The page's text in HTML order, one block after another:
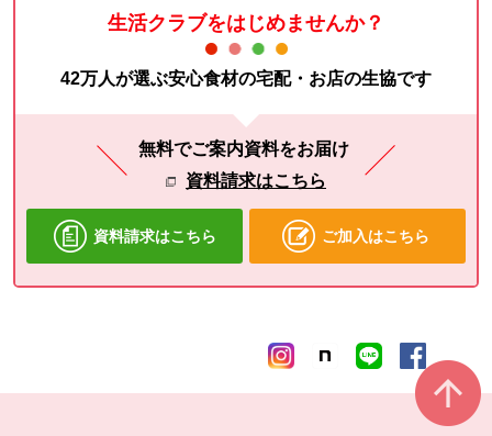
生活クラブをはじめませんか？
42万人が選ぶ安心食材の宅配・お店の生協です
無料でご案内資料をお届け
資料請求はこちら
資料請求はこちら ご加入はこちら